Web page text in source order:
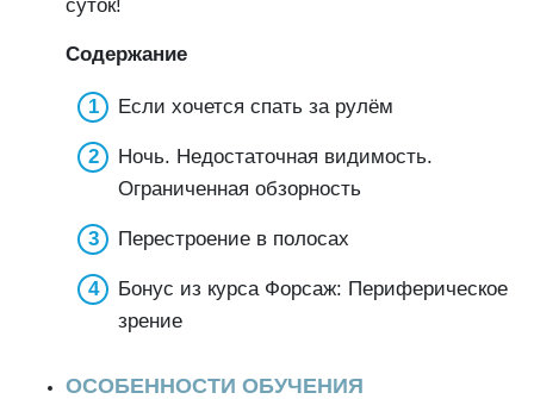
суток!
Содержание
Если хочется спать за рулём
Ночь. Недостаточная видимость.
Ограниченная обзорность
Перестроение в полосах
Бонус из курса Форсаж: Периферическое
зрение
ОСОБЕННОСТИ ОБУЧЕНИЯ